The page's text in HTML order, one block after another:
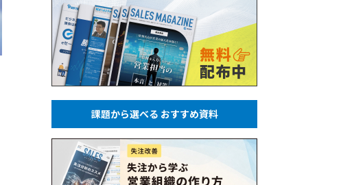
課題から選べる おすすめ資料